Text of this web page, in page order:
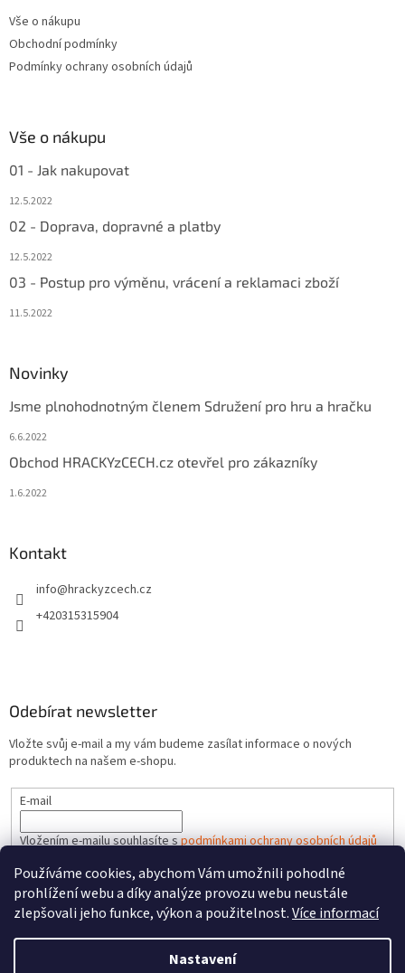
Používáme cookies, abychom Vám umožnili pohodlné
prohlížení webu a díky analýze provozu webu neustále
zlepšovali jeho funkce, výkon a použitelnost.Více informací
Nastavení
Vše o nákupu
Obchodní podmínky
Podmínky ochrany osobních údajů
Vše o nákupu
01 - Jak nakupovat
12.5.2022
02 - Doprava, dopravné a platby
12.5.2022
03 - Postup pro výměnu, vrácení a reklamaci zboží
11.5.2022
Novinky
Jsme plnohodnotným členem Sdružení pro hru a hračku
6.6.2022
Obchod HRACKYzCECH.cz otevřel pro zákazníky
1.6.2022
Kontakt
info@hrackyzcech.cz
+420315315904
Odebírat newsletter
Vložte svůj e-mail a my vám budeme zasílat informace o nových
produktech na našem e-shopu.
E-mail
Vložením e-mailu souhlasíte spodmínkami ochrany osobních údajů
PŘIHLÁSIT SE
Vytvořil Shoptet